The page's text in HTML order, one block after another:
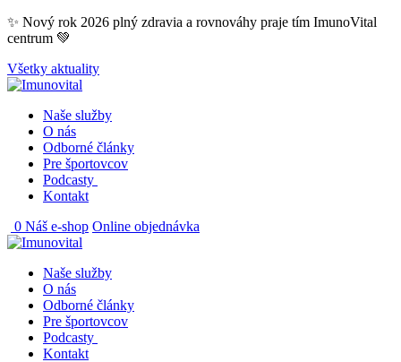
Skip
to
✨ Nový rok 2026 plný zdravia a rovnováhy praje tím ImunoVital
centrum 💚
Všetky aktuality
Naše služby
O nás
Odborné články
Pre športovcov
Podcasty
Kontakt
0 Náš e-shop Online objednávka
Naše služby
O nás
Odborné články
Pre športovcov
Podcasty
Kontakt